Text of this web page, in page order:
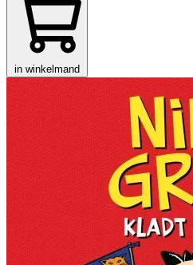
in winkelmand